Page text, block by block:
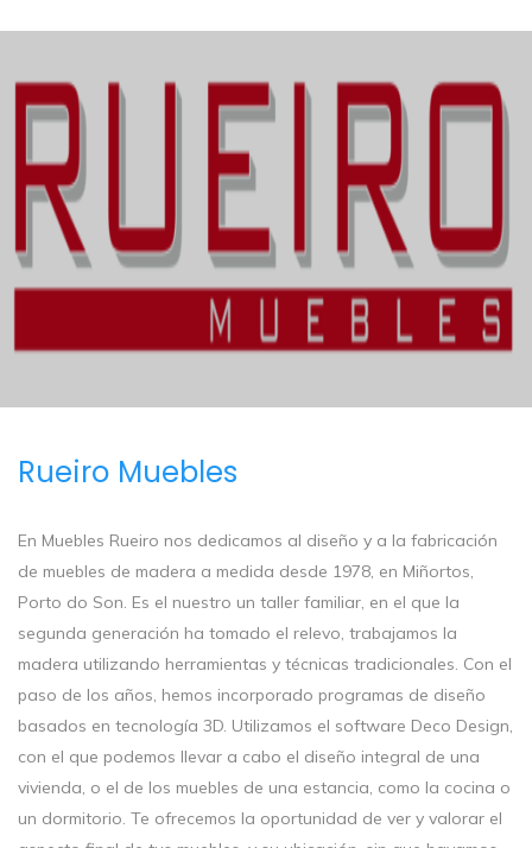
Rueiro Muebles
En Muebles Rueiro nos dedicamos al diseño y a la fabricación
de muebles de madera a medida desde 1978, en Miñortos,
Porto do Son. Es el nuestro un taller familiar, en el que la
segunda generación ha tomado el relevo, trabajamos la
madera utilizando herramientas y técnicas tradicionales. Con el
paso de los años, hemos incorporado programas de diseño
basados en tecnología 3D. Utilizamos el software Deco Design,
con el que podemos llevar a cabo el diseño integral de una
vivienda, o el de los muebles de una estancia, como la cocina o
un dormitorio. Te ofrecemos la oportunidad de ver y valorar el